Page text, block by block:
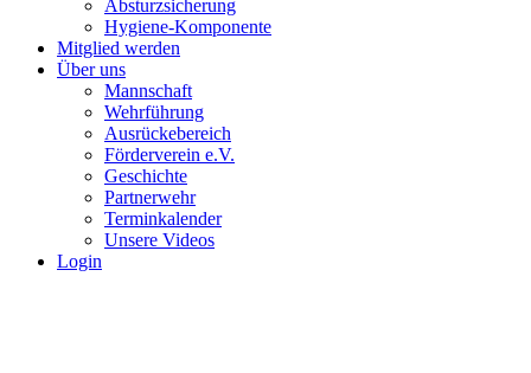
Absturzsicherung
Hygiene-Komponente
Mitglied werden
Über uns
Mannschaft
Wehrführung
Ausrückebereich
Förderverein e.V.
Geschichte
Partnerwehr
Terminkalender
Unsere Videos
Login